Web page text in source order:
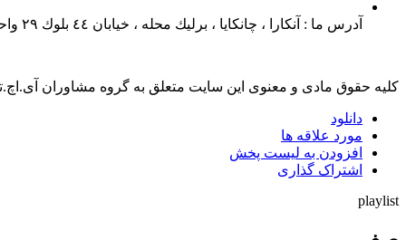
آدرس ما : آنكارا ، چانكايا ، برليك محله ، خيابان ٤٤ بلوك ٢٩ واحد ٣٠
کلیه حقوق مادی و معنوی این سایت متعلق به گروه مشاوران
دانلود
مورد علاقه ها
افزودن به لیست پخش
اشتراک گذاری
playlist